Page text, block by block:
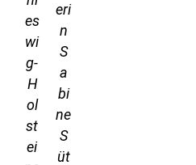
es
wi
g-
H
ol
st
ei
eri
n
S
a
bi
ne
S
üt